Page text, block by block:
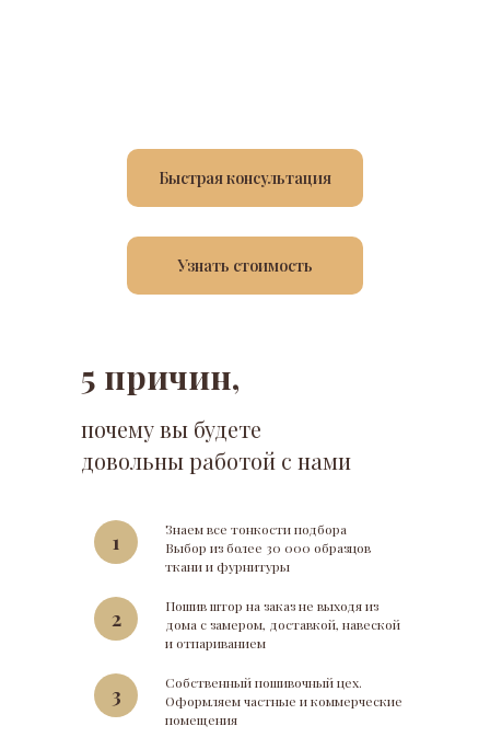
Быстрая консультация
Узнать стоимость
Знаем все тонкости подбора
Выбор из более 30 000 образцов
ткани и фурнитуры
1
Пошив штор на заказ не выходя из
дома с замером, доставкой, навеской
и отпариванием
2
Собственный пошивочный цех.
Оформляем частные и коммерческие
помещения
3
5 причин,
почему вы будете
довольны работой с нами